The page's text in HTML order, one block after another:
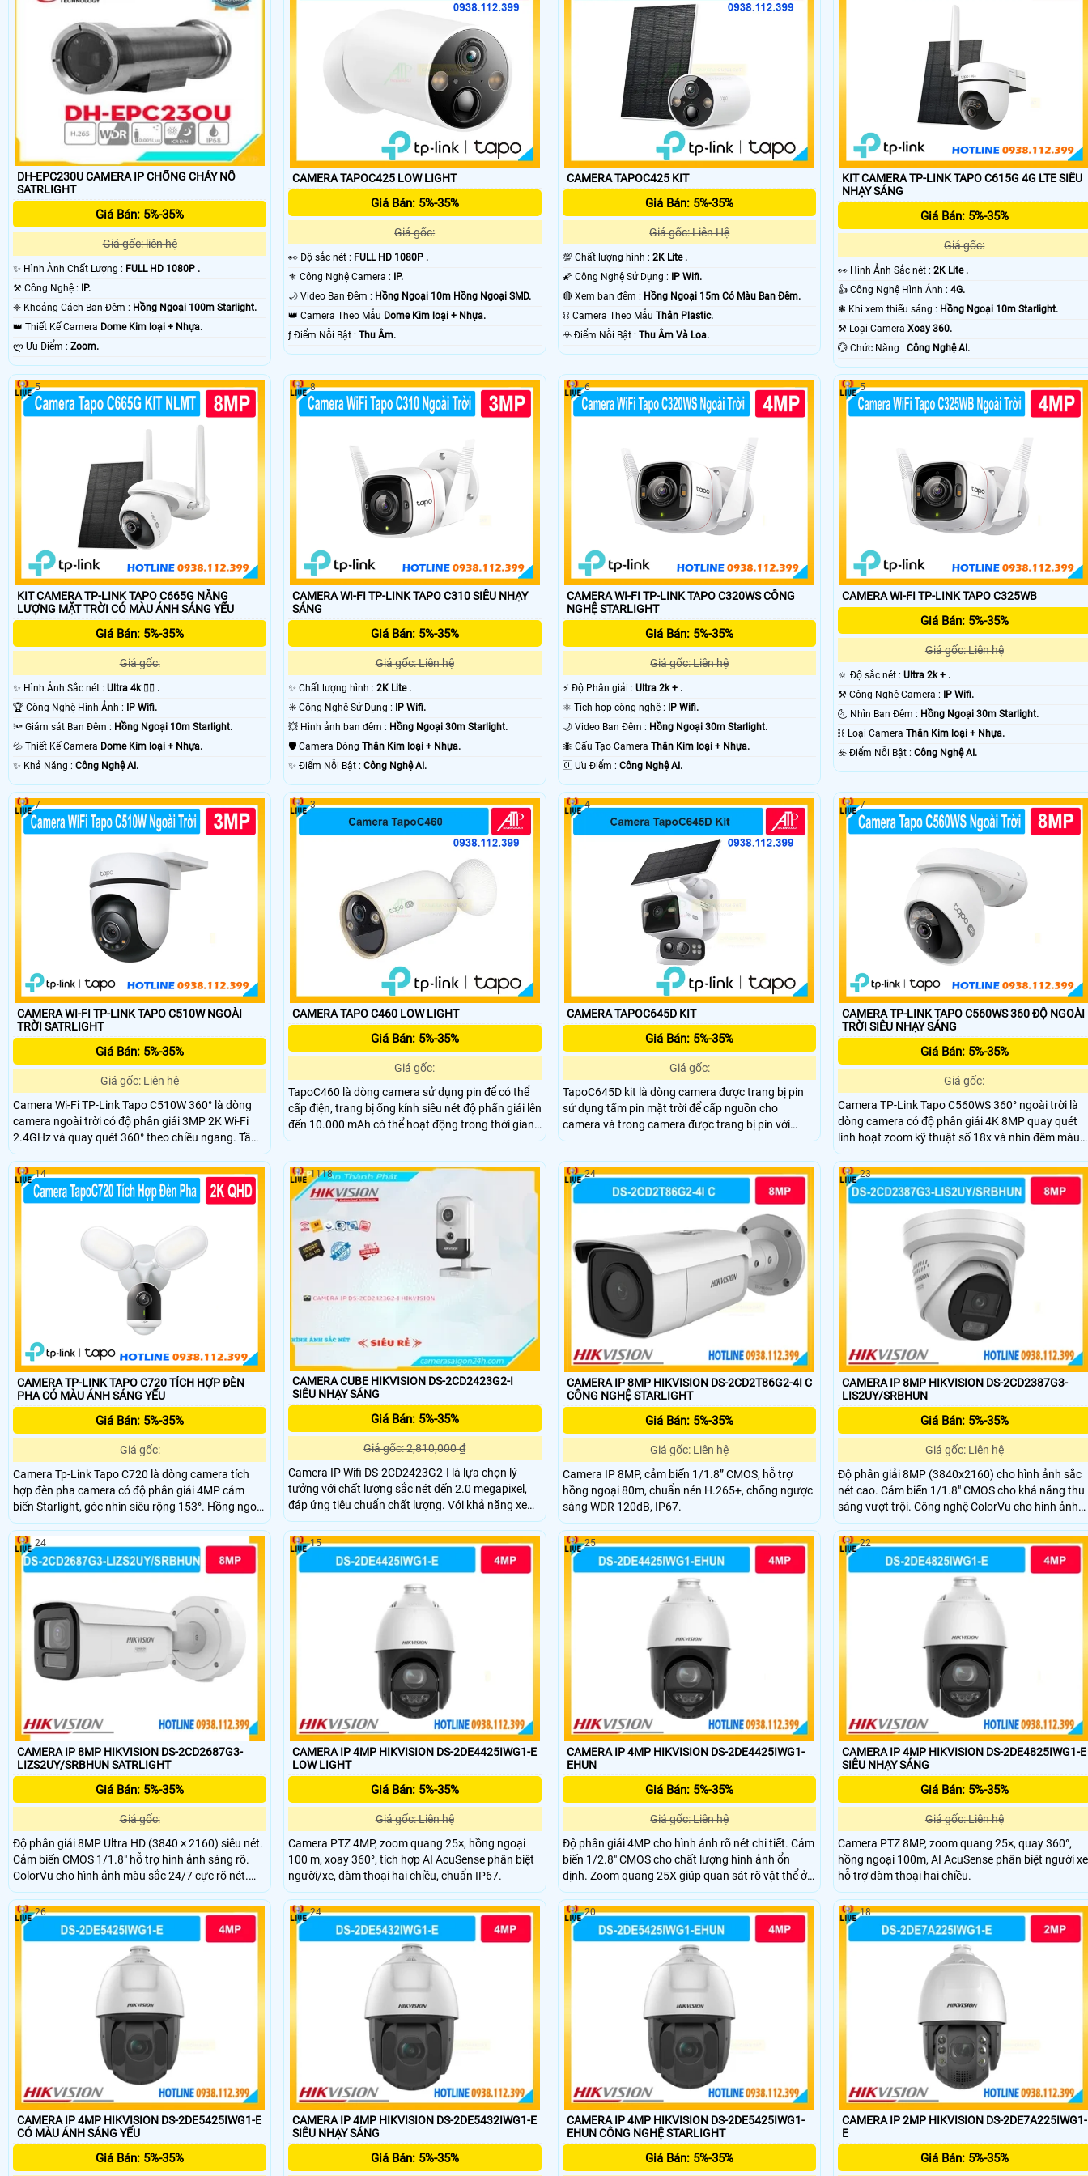
'
DH-EPC230U CAMERA IP CHỐNG CHÁY NỔ
SATRLIGHT
Giá Bán: 5%-35%
Giá gốc: liên hệ
✨ Hình Ành Chất Lượng : FULL HD 1080P .
⚒ Công Nghệ : IP.
❈ Khoảng Cách Ban Đêm : Hồng Ngoại 100m Starlight.
👑 Thiết Kế Camera Dome Kim loại + Nhựa.
️ლ Ưu Điểm : Zoom.
CAMERA TAPOC425 LOW LIGHT
Giá Bán: 5%-35%
Giá gốc:
️👀 Độ sắc nét : FULL HD 1080P .
⚜️ Công Nghệ Camera : IP.
🌙 Video Ban Đêm : Hồng Ngoại 10m Hồng Ngoại SMD.
👑 Camera Theo Mẫu Dome Kim loại + Nhựa.
️ƒ Điểm Nỗi Bật : Thu Âm.
CAMERA TAPOC425 KIT
Giá Bán: 5%-35%
Giá gốc: Liên Hệ
💯 Chất lượng hình :2K Lite .
🌠 Công Nghệ Sử Dụng : IP Wifi.
🔴 Xem ban đêm : Hồng Ngoại 15m Có Màu Ban Ðêm.
⛓ Camera Theo MẫuThân Plastic.
️☣️ Điểm Nỗi Bật :Thu Âm Và Loa.
KIT CAMERA TP-LINK TAPO C615G 4G LTE SIÊU
NHẠY SÁNG
Giá Bán: 5%-35%
Giá gốc:
️👀 Hình Ảnh Sắc nét : 2K Lite .
👍 Công Nghệ Hình Ảnh : 4G.
❃ Khi xem thiếu sáng : Hồng Ngoại 10m Starlight.
⚒ Loại Camera Xoay 360.
️💮 Chức Năng : Công Nghệ AI.
KIT CAMERA TP-LINK TAPO C665G NĂNG
LƯỢNG MẶT TRỜI CÓ MÀU ÁNH SÁNG YẾU
Giá Bán: 5%-35%
Giá gốc:
✨ Hình Ảnh Sắc nét : Ultra 4k 👍🏾 .
🏆 Công Nghệ Hình Ảnh : IP Wifi.
🔦 Giám sát Ban Đêm : Hồng Ngoại 10m Starlight.
💦 Thiết Kế Camera Dome Kim loại + Nhựa.
️✨ Khả Năng : Công Nghệ AI.
5
CAMERA WI-FI TP-LINK TAPO C310 SIÊU NHẠY
SÁNG
Giá Bán: 5%-35%
Giá gốc: Liên hệ
✨ Chất lượng hình : 2K Lite .
✳️ Công Nghệ Sử Dụng : IP Wifi.
💥 Hình ảnh ban đêm : Hồng Ngoại 30m Starlight.
🛡 Camera Dòng Thân Kim loại + Nhựa.
️✨ Điểm Nỗi Bật : Công Nghệ AI.
8
CAMERA WI-FI TP-LINK TAPO C320WS CÔNG
NGHỆ STARLIGHT
Giá Bán: 5%-35%
Giá gốc: Liên hệ
️⚡ Độ Phân giải :Ultra 2k + .
⚛️ Tích hợp công nghệ : IP Wifi.
🌙 Video Ban Đêm : Hồng Ngoại 30m Starlight.
🐜 Cấu Tạo CameraThân Kim loại + Nhựa.
️🆑 Ưu Điểm :Công Nghệ AI.
6
CAMERA WI-FI TP-LINK TAPO C325WB
Giá Bán: 5%-35%
Giá gốc: Liên hệ
🔅 Độ sắc nét : Ultra 2k + .
⚒ Công Nghệ Camera : IP Wifi.
🌜 Nhìn Ban Đêm : Hồng Ngoại 30m Starlight.
⛓ Loại Camera Thân Kim loại + Nhựa.
️☣️ Điểm Nỗi Bật : Công Nghệ AI.
5
CAMERA WI-FI TP-LINK TAPO C510W NGOÀI
TRỜI SATRLIGHT
Giá Bán: 5%-35%
Giá gốc: Liên hệ
Camera Wi-Fi TP-Link Tapo C510W 360° là dòng
camera ngoài trời có độ phân giải 3MP 2K Wi-Fi
2.4GHz và quay quét 360° theo chiều ngang. Tầm
nhìn ban đêm màu lên đến 30m, công nghệ AI
thông minh phát hiện chuyển động và báo động
âm thanh ánh sáng. Đàm thoại hai chiều và điều
khiển từ xa qua ứng dụng Tapo.
7
CAMERA TAPO C460 LOW LIGHT
Giá Bán: 5%-35%
Giá gốc:
TapoC460 là dòng camera sử dụng pin để có thể
cấp điện, trang bị ống kính siêu nét độ phấn giải lên
đến 10.000 mAh có thể hoạt động trong thời gian
dài, có thể zoom lên đến 18X, có trang bị khe cắm
3
CAMERA TAPOC645D KIT
Giá Bán: 5%-35%
Giá gốc:
TapoC645D kit là dòng camera được trang bị pin
sử dụng tấm pin mặt trời để cấp nguồn cho
camera và trong camera được trang bị pin với
dung lượng lên đến 10.000 mAh, trang bị 2 ống
được trang bị.
4
CAMERA TP-LINK TAPO C560WS 360 ĐỘ NGOÀI
TRỜI SIÊU NHẠY SÁNG
Giá Bán: 5%-35%
Giá gốc:
Camera TP-Link Tapo C560WS 360° ngoài trời là
dòng camera có độ phân giải 4K 8MP quay quét
linh hoạt zoom kỹ thuật số 18x và nhìn đêm màu
Starlight. Công nghệ AI phát hiện người, thú cưng,
phương tiện và còi báo động 99dB. Hỗ trợ Wi-Fi
2.4GHz/5GHz, chuẩn IP66 kháng nước và bụi
7
CAMERA TP-LINK TAPO C720 TÍCH HỢP ĐÈN
PHA CÓ MÀU ÁNH SÁNG YẾU
Giá Bán: 5%-35%
Giá gốc:
Camera Tp-Link Tapo C720 là dòng camera tích
hợp đèn pha camera có độ phân giải 4MP cảm
biến Starlight, góc nhìn siêu rộng 153°. Hồng ngoại
tầm xa ban đêm 30m và Full-Color Night Vision.
Tích hợp 2 đèn Floodlight 2800 Lumen, công nghệ
nhận diện AI thông minh phát hiện chuyển động,
còi báo động 93dB và đàm thoại hai chiều.
14
CAMERA CUBE HIKVISION DS-2CD2423G2-I
SIÊU NHẠY SÁNG
Giá Bán: 5%-35%
Giá gốc: 2,810,000 ₫
Camera IP Wifi DS-2CD2423G2-I là lựa chọn lý
tưởng với chất lượng sắc nét đến 2.0 megapixel,
đáp ứng tiêu chuẩn chất lượng. Với khả năng xem
được ban đêm thông qua hồng ngoại 10m, thiết bị
này sử dụng công nghệ IP Wifi tiên tiến, không
giảm chất lượng truyền dẫn. DWDR 120db giúp
chống ngược sáng, mang lại hình ảnh rõ nét
1118
CAMERA IP 8MP HIKVISION DS-2CD2T86G2-4I C
CÔNG NGHỆ STARLIGHT
Giá Bán: 5%-35%
Giá gốc: Liên hệ
Camera IP 8MP, cảm biến 1/1.8” CMOS, hỗ trợ
hồng ngoại 80m, chuẩn nén H.265+, chống ngược
sáng WDR 120dB, IP67.
24
CAMERA IP 8MP HIKVISION DS-2CD2387G3-
LIS2UY/SRBHUN
Giá Bán: 5%-35%
Giá gốc: Liên hệ
Độ phân giải 8MP (3840x2160) cho hình ảnh sắc
nét cao. Cảm biến 1/1.8" CMOS cho khả năng thu
sáng vượt trội. Công nghệ ColorVu cho hình ảnh
màu 24/7 rõ nét. Tầm chiếu sáng hỗ trợ quan sát
xa tối đa khoảng 30m.
23
CAMERA IP 8MP HIKVISION DS-2CD2687G3-
LIZS2UY/SRBHUN SATRLIGHT
Giá Bán: 5%-35%
Giá gốc:
Độ phân giải 8MP Ultra HD (3840 × 2160) siêu nét.
Cảm biến CMOS 1/1.8" hỗ trợ hình ảnh sáng rõ.
ColorVu cho hình ảnh màu sắc 24/7 cực rõ nét.
Smart Hybrid Light hỗ trợ đèn kép tầm xa 60m.
24
CAMERA IP 4MP HIKVISION DS-2DE4425IWG1-E
LOW LIGHT
Giá Bán: 5%-35%
Giá gốc: Liên hệ
Camera PTZ 4MP, zoom quang 25×, hồng ngoại
100 m, xoay 360°, tích hợp AI AcuSense phân biệt
người/xe, đàm thoại hai chiều, chuẩn IP67.
15
CAMERA IP 4MP HIKVISION DS-2DE4425IWG1-
EHUN
Giá Bán: 5%-35%
Giá gốc: Liên hệ
Độ phân giải 4MP cho hình ảnh rõ nét chi tiết. Cảm
biến 1/2.8" CMOS cho chất lượng hình ảnh ổn
định. Zoom quang 25X giúp quan sát rõ vật thể ở
xa. Hồng ngoại 100m hỗ trợ quan sát ban đêm
hiệu quả. PTZ xoay 360° giúp quan sát toàn cảnh
không góc chết.
25
CAMERA IP 4MP HIKVISION DS-2DE4825IWG1-E
SIÊU NHẠY SÁNG
Giá Bán: 5%-35%
Giá gốc: Liên hệ
Camera PTZ 8MP, zoom quang 25×, quay 360°,
hồng ngoại 100m, AI AcuSense phân biệt người
hỗ trợ đàm thoại hai chiều.
22
CAMERA IP 4MP HIKVISION DS-2DE5425IWG1-E
CÓ MÀU ÁNH SÁNG YẾU
Giá Bán: 5%-35%
26
CAMERA IP 4MP HIKVISION DS-2DE5432IWG1-E
SIÊU NHẠY SÁNG
Giá Bán: 5%-35%
24
CAMERA IP 4MP HIKVISION DS-2DE5425IWG1-
EHUN CÔNG NGHỆ STARLIGHT
Giá Bán: 5%-35%
20
CAMERA IP 2MP HIKVISION DS-2DE7A225IWG1-
E
Giá Bán: 5%-35%
18